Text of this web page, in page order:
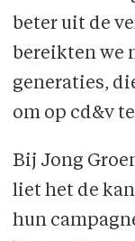
beter uit de
bereikten we
generaties,
om op cd&v
Bij Jong
liet het de
hun